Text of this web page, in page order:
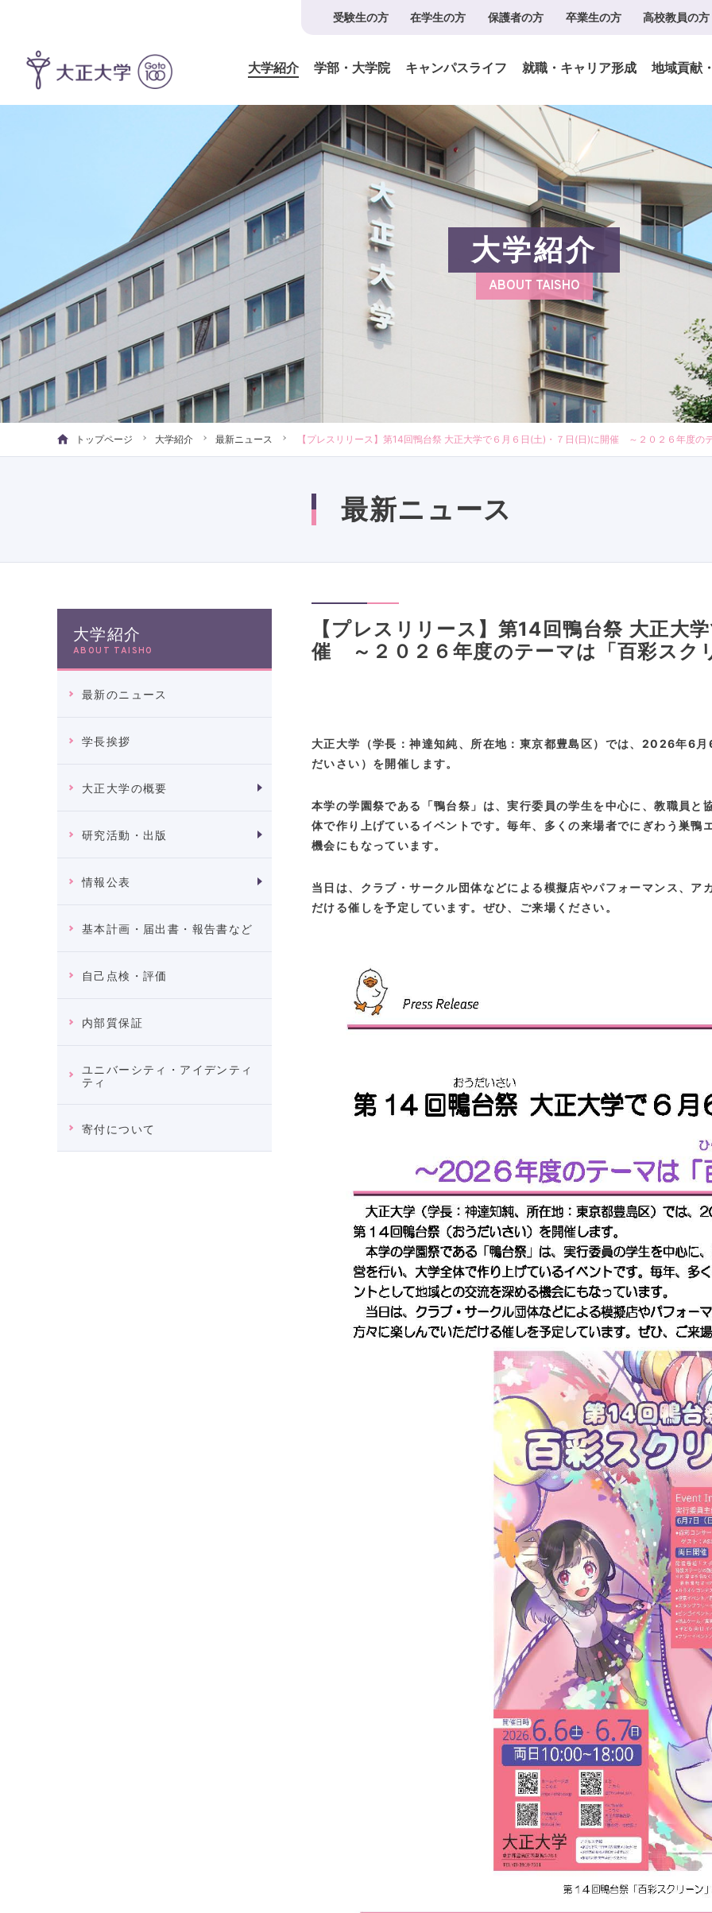
受験生の方 在学生の方 保護者の方 卒業生の方 高校教員の方
大学紹介 学部・大学院 キャンパスライフ 就職・キャリア形成 地域貢献
大学紹介
ABOUT TAISHO
トップページ 大学紹介 最新ニュース 【プレスリリース】第14回鴨台祭 大正大学で６月６日(土)・７日(日)に開催 ～２０２６年度の
大学紹介
ABOUT TAISHO
最新のニュース
学長挨拶
大正大学の概要
研究活動・出版
情報公表
基本計画・届出書・報告書など
自己点検・評価
内部質保証
ユニバーシティ・アイデンティ
ティ
寄付について
最新ニュース
【プレスリリース】第14回鴨台祭 大正大
催 ～２０２６年度のテーマは「百彩スク
大正大学（学長：神達知純、所在地：東京都豊島区）では、 2026年6
だいさい）を開催します。
本学の学園祭である「鴨台祭」は、実行委員の学生を中心に、教職員
体で作り上げているイベントです。毎年、多くの来場者でにぎわう巣
機会にもなっています。
当日は、クラブ・サークル団体などによる模擬店やパフォーマンス、
だける催しを予定しています。ぜひ、ご来場ください。